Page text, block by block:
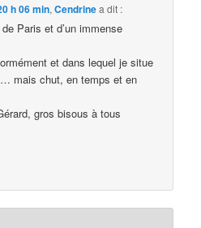
h 06 min,Cendrinea dit :
Paris et d’un immense
et dans lequel je situe
mais chut, en temps et en
gros bisous à tous